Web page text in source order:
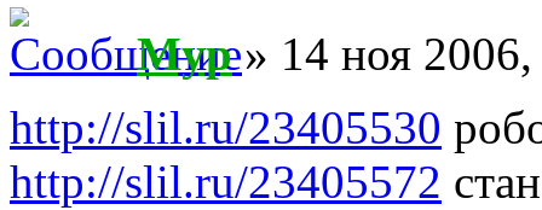
Myp» 14 ноя
http://slil.ru/23405530
http://slil.ru/23405572